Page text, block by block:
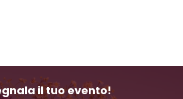
il tuo evento!